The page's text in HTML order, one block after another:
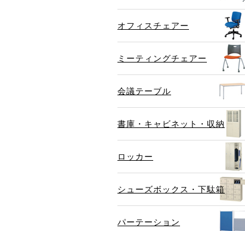
オフィスチェアー
ミーティングチェアー
会議テーブル
書庫・キャビネット・収納
ロッカー
シューズボックス・下駄箱
パーテーション